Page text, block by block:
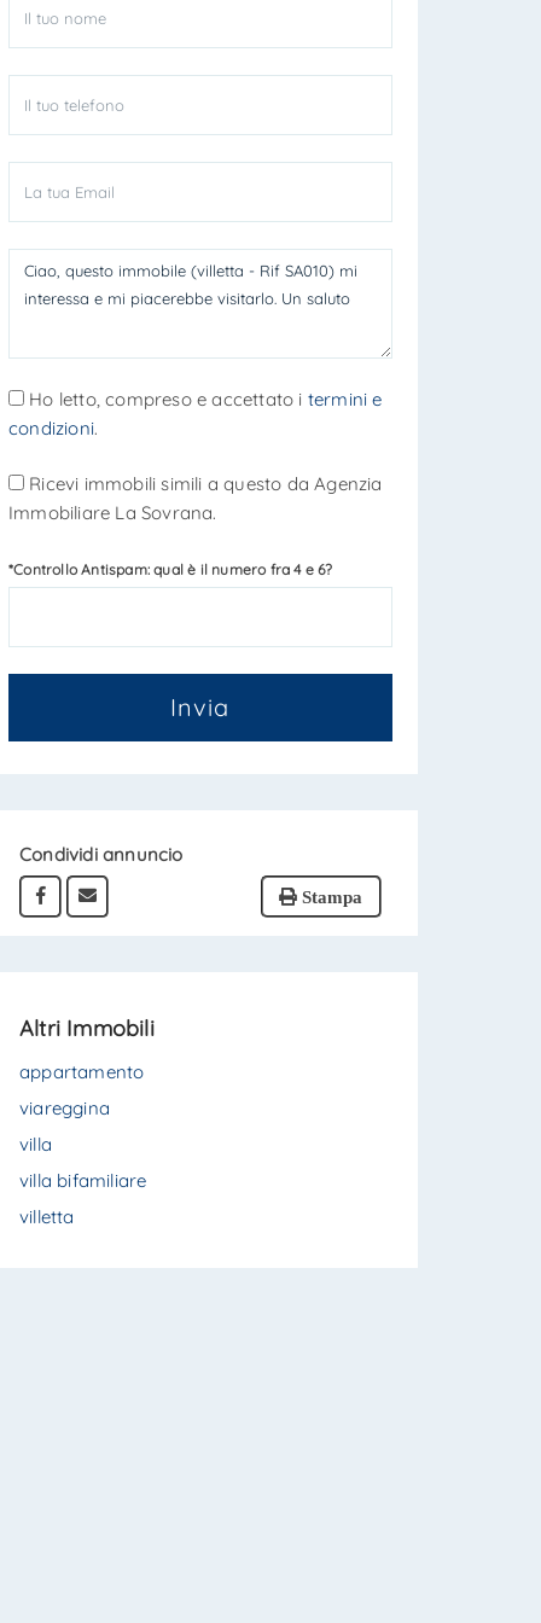
Ho letto, compreso e accettato i termini e
condizioni.
Ricevi immobili simili a questo da Agenzia
Immobiliare La Sovrana.
*Controllo Antispam: qual è il numero fra 4 e 6?
Invia
Condividi annuncio
Stampa
Altri Immobili
appartamento
viareggina
villa
villa bifamiliare
villetta